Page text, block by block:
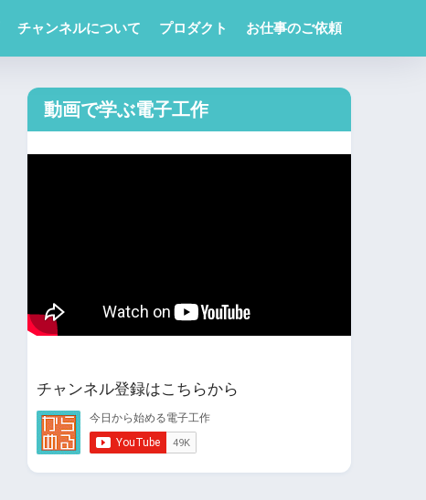
チャンネルについて プロダクト お仕事のご依頼
動画で学ぶ電子工作
チャンネル登録はこちらから